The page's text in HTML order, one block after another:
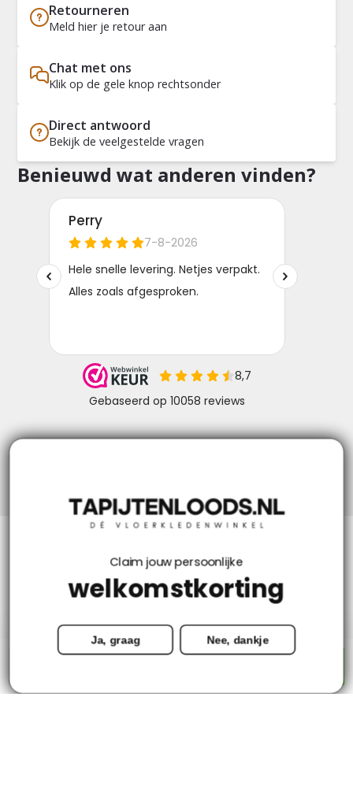
Retourneren
Meld hier je retour aan
Chat met ons
Klik op de gele knop rechtsonder
Direct antwoord
Bekijk de veelgestelde vragen
Benieuwd wat anderen vinden?
Mijn account
Categorieën
Contact
Claim jouw persoonlijke
welkomstkorting
Ja, graag Nee, dankje